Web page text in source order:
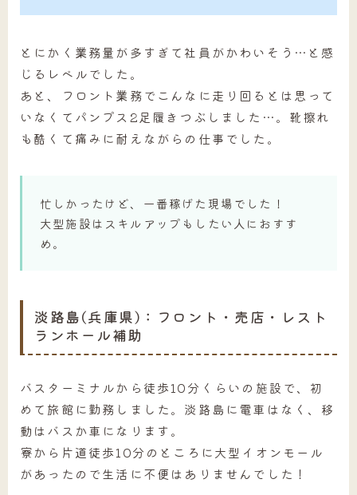
とにかく業務量が多すぎて社員がかわいそう…と感
じるレベルでした。
あと、フロント業務でこんなに走り回るとは思って
いなくてパンプス2足履きつぶしました…。靴擦れ
も酷くて痛みに耐えながらの仕事でした。
忙しかったけど、一番稼げた現場でした！
大型施設はスキルアップもしたい人におすす
め。
淡路島(兵庫県)：フロント・売店・レスト
ランホール補助
バスターミナルから徒歩10分くらいの施設で、初
めて旅館に勤務しました。淡路島に電車はなく、移
動はバスか車になります。
寮から片道徒歩10分のところに大型イオンモール
があったので生活に不便はありませんでした！